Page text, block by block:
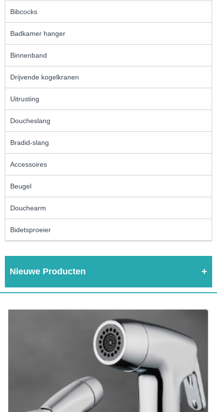
Bibcocks
Badkamer hanger
Binnenband
Drijvende kogelkranen
Uitrusting
Doucheslang
Bradid-slang
Accessoires
Beugel
Douchearm
Bidetsproeier
Nieuwe Producten